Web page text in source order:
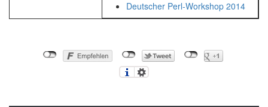
Deutscher Perl-Workshop 2014